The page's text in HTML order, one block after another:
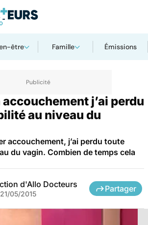
être Famille Émissions
Accouchement
j’ai perdu
au niveau du
accouchement, j’ai perdu toute
du vagin. Combien de temps cela
d'Allo Docteurs
21/05/2015
Partager